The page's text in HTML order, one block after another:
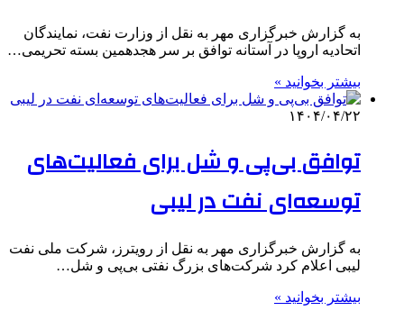
به گزارش خبرگزاری مهر به نقل از وزارت نفت، نمایندگان
اتحادیه اروپا در آستانه توافق بر سر هجدهمین بسته تحریمی…
بیشتر بخوانید »
۱۴۰۴/۰۴/۲۲
توافق بی‌پی و شل برای فعالیت‌های
توسعه‌ای نفت در لیبی
به گزارش خبرگزاری مهر به نقل از رویترز، شرکت ملی نفت
لیبی اعلام کرد شرکت‌های بزرگ نفتی بی‌پی و شل…
بیشتر بخوانید »